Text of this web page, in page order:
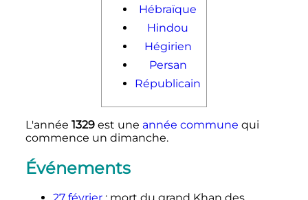
Hébraïque
Hindou
Hégirien
Persan
Républicain
L'année 1329est une année commune qui
commence un dimanche.
Événements